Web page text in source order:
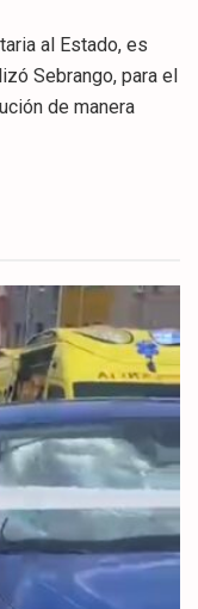
al Estado, es
Sebrango, para el
de manera